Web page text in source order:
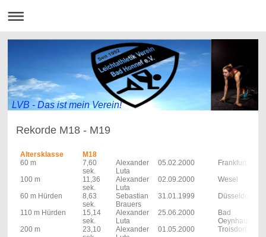
LVB - Das ist mein Verein!
Rekorde M18 - M19
Altersklasse
M18
60 m
7,60
sek.
Alexander
Luta
05.02.2000
Frankfurt
100 m
11,36
sek.
Alexander
Luta
02.09.2000
Wesel
60 m Hürden
8,63
sek.
Sebastian
Brauers
31.01.1999
Düsseldorf
110 m Hürden
15,14
sek.
Alexander
Luta
25.06.2000
Bad
Oeynhausen
200 m
23,10
Alexander
01.05.2000
Troisdorf